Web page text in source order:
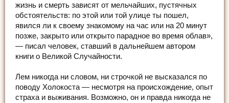
жизнь и смерть зависят от мельчайших, пустячных
обстоятельств: по этой или той улице ты пошел,
явился ли к своему знакомому на час или на 20 минут
позже, закрыто или открыто парадное во время облав»,
— писал человек, ставший в дальнейшем автором
книги о Великой Случайности.
Лем никогда ни словом, ни строчкой не высказался по
поводу Холокоста — несмотря на происхождение, опыт
страха и выживания. Возможно, он и правда никогда не